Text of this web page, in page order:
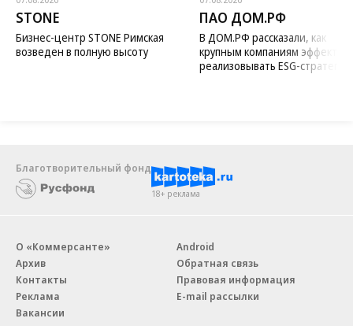
STONE
Бизнес-центр STONE Римская
возведен в полную высоту
ПАО ДОМ.РФ
В ДОМ.РФ рассказали, как
крупным компаниям
реализовывать ESG-стратегию
Благотворительный фонд
18+ реклама
О «Коммерсанте»
Архив
Контакты
Реклама
Вакансии
Android
Обратная связь
Правовая информация
E-mail рассылки